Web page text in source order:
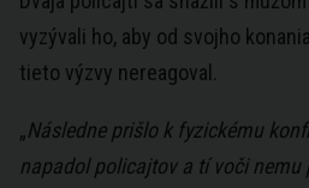
vyzývali ho, aby od svojho
tieto výzvy nereagoval.
„Následne prišlo k fyzickému
napadol policajtov a tí voči